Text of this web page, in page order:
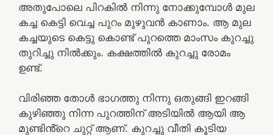
അതുപോലെ പിറകിൽ നിന്നു നോക്കുമ്പോൾ മുല
കച്ച കെട്ടി വെച്ച പുറം മുഴുവൻ കാണാം. ആ മുല
കച്ചയുടെ കെട്ടു കൊണ്ട് പുറത്തെ മാംസം കുറച്ചു
തുറിച്ചു നിൽക്കും. കക്ഷത്തിൽ കുറച്ചു രോമം
ഉണ്ട്.
വിരിഞ്ഞ തോൾ ഭാഗത്തു നിന്നു ഒതുങ്ങി ഇറങ്ങി
കുഴിഞ്ഞു നിന്ന പുറത്തിന് അടിയിൽ ആയി ആ
മുണ്ടിൻ്റെ ചുറ്റ് ആണ്. കുറച്ചു വീതി കൂടിയ